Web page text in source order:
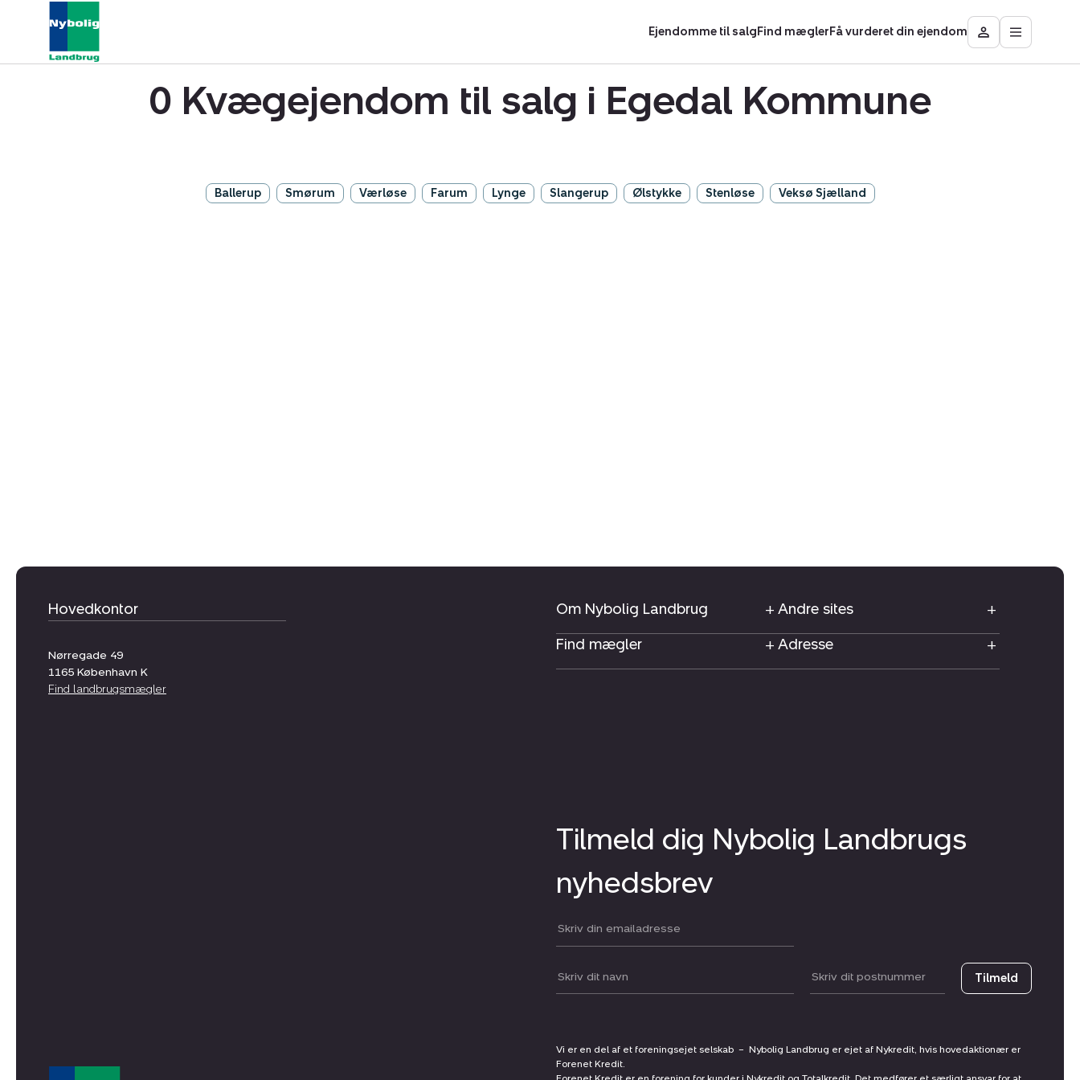
Ejendomme til salgFind mæglerFå vurderet din ejendom
Besøg
Mit
Åbn
0 Kvægejendom til salg i Egedal Kommune
Ballerup Smørum Værløse Farum Lynge Slangerup Ølstykke Stenløse Veksø Sjælland
Hovedkontor
Nørregade 49
1165 København K
Find landbrugsmægler
Om Nybolig Landbrug
Andre sites
Find mægler
Adresse
Tilmeld dig Nybolig Landbrugs
nyhedsbrev
Din email:
Dit navn: Postnummer Tilmeld
Vi er en del af et foreningsejet selskab – Nybolig Landbrug er ejet af Nykredit, hvis hovedaktionær er
Forenet Kredit.